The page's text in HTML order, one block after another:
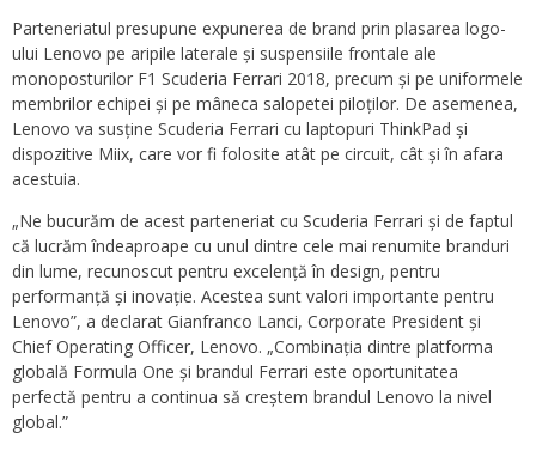
Parteneriatul presupune expunerea de brand prin plasarea logo-
ului Lenovo pe aripile laterale și suspensiile frontale ale
monoposturilor F1 Scuderia Ferrari 2018, precum și pe uniformele
membrilor echipei și pe mâneca salopetei piloților. De asemenea,
Lenovo va susține Scuderia Ferrari cu laptopuri ThinkPad și
dispozitive Miix, care vor fi folosite atât pe circuit, cât și în afara
acestuia.
„Ne bucurăm de acest parteneriat cu Scuderia Ferrari și de faptul
că lucrăm îndeaproape cu unul dintre cele mai renumite branduri
din lume, recunoscut pentru excelență în design, pentru
performanță și inovație. Acestea sunt valori importante pentru
Lenovo”, a declarat Gianfranco Lanci, Corporate President și
Chief Operating Officer, Lenovo. „Combinația dintre platforma
globală Formula One și brandul Ferrari este oportunitatea
perfectă pentru a continua să creștem brandul Lenovo la nivel
global.”